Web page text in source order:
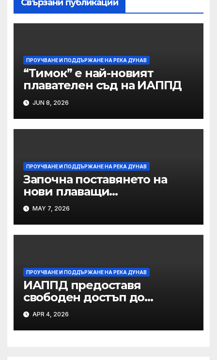
Свързани публикации
ПРОУЧВАНЕ И ПОДДЪРЖАНЕ НА РЕКА ДУНАВ
“Тимок” е най-новият
плавателен съд на ИАППД
JUN 8, 2026
ПРОУЧВАНЕ И ПОДДЪРЖАНЕ НА РЕКА ДУНАВ
Започна поставянето на
нови плаващи
навигационни знаци в
българо-румънския участък
на река Дунав
MAY 7, 2026
ПРОУЧВАНЕ И ПОДДЪРЖАНЕ НА РЕКА ДУНАВ
ИАППД предоставя
свободен достъп до
хидроложките данни за
река Дунав
APR 4, 2026